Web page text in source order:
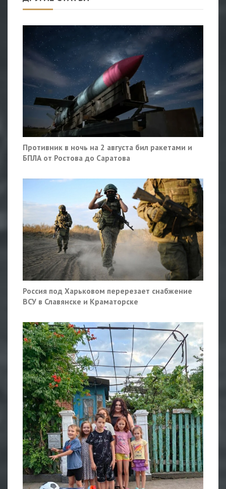
Противник в ночь на 2 августа бил ракетами и
БПЛА от Ростова до Саратова
Россия под Харьковом перерезает снабжение
ВСУ в Славянске и Краматорске